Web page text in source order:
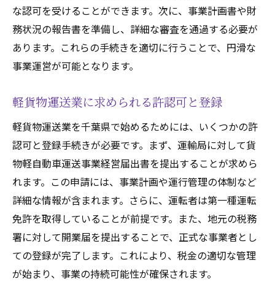
な認可を受けることができます。次に、事業計画書や財
務状況の報告書を準備し、詳細な審査を通過する必要が
あります。これらの手続きを適切に行うことで、円滑な
事業運営が可能となります。
軽貨物運送業に求められる許認可と登録
軽貨物運送業を千葉県で始めるためには、いくつかの許
認可と登録手続きが必要です。まず、運輸局に対して貨
物軽自動車運送事業経営届出書を提出することが求めら
れます。この申請には、事業計画や運行管理の体制など
詳細な情報が含まれます。さらに、運転者は第一種運転
免許を取得していることが前提です。また、地元の税務
署に対して開業届を提出することで、正式な事業者とし
ての登録が完了します。これにより、税金の適切な管理
が始まり、事業の持続可能性が確保されます。